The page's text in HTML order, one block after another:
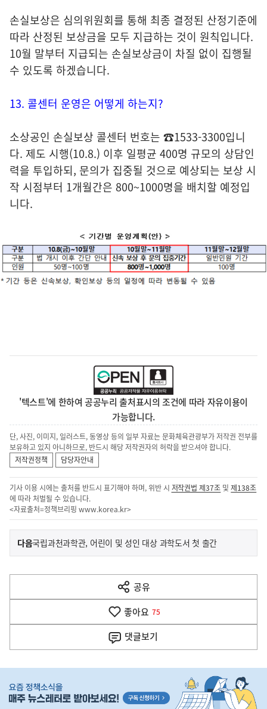
손실보상은 심의위원회를 통해 최종 결정된 산정기준에
따라 산정된 보상금을 모두 지급하는 것이 원칙입니다.
10월 말부터 지급되는 손실보상금이 차질 없이 집행될
수 있도록 하겠습니다.
13. 콜센터 운영은 어떻게 하는지?
소상공인 손실보상 콜센터 번호는 ☎1533-3300입니
다. 제도 시행(10.8.) 이후 일평균 400명 규모의 상담인
력을 투입하되, 문의가 집중될 것으로 예상되는 보상 시
작 시점부터 1개월간은 800~1000명을 배치할 예정입
니다.
'텍스트'에 한하여 공공누리 출처표시의 조건에 따라 자유이용이
가능합니다.
단, 사진, 이미지, 일러스트, 동영상 등의 일부 자료는 문화체육관광부가 저작권 전부를
보유하고 있지 아니하므로, 반드시 해당 저작권자의 허락을 받으셔야 합니다.
저작권정책
담당자안내
기사 이용 시에는 출처를 반드시 표기해야 하며, 위반 시 저작권법 제37조 및제138조
에 따라 처벌될 수 있습니다.
<자료출처=정책브리핑 www.korea.kr>
이
전
다
음
다음기
국립과천과학관, 어린이 및 성인 대상 과학도서 첫 출간
공유
열
기
좋아요 75
댓글보기
단